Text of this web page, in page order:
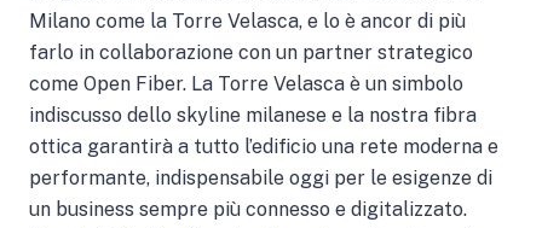
Milano come la Torre Velasca, e lo è ancor di più
farlo in collaborazione con un partner strategico
come Open Fiber. La Torre Velasca è un simbolo
indiscusso dello skyline milanese e la nostra fibra
ottica garantirà a tutto l’edificio una rete moderna e
performante, indispensabile oggi per le esigenze di
un business sempre più connesso e digitalizzato.